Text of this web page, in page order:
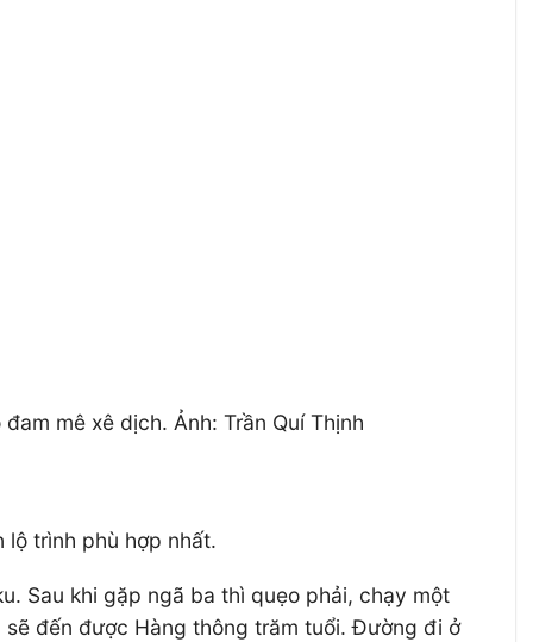
mê xê dịch. Ảnh: Trần Quí Thịnh
trình phù hợp nhất.
Sau khi gặp ngã ba thì quẹo phải, chạy một
đến được Hàng thông trăm tuổi. Đường đi ở